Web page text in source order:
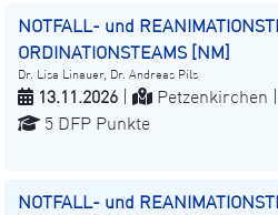
NOTFALL- und
ORDINATIONSTEAMS [NM]
Dr. Lisa Linauer, Dr. Andreas Pils
13.11.2026 Petzenkirchen |
5 DFP Punkte
NOTFALL- und